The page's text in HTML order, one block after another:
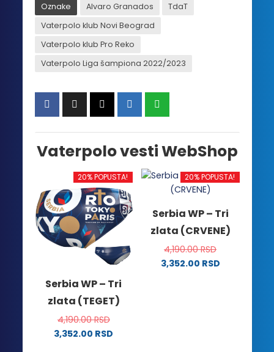
Oznake Alvaro Granados
TdaT
Vaterpolo klub Novi Beograd
Vaterpolo klub Pro Reko
Vaterpolo Liga šampiona 2022/2023
Vaterpolo vesti WebShop
20% POPUSTA!
Serbia WP – Tri
zlata (TEGET)
4,190.00RSD
3,352.00 RSD
20% POPUSTA!
Serbia WP – Tri
zlata (CRVENE)
4,190.00RSD
3,352.00 RSD